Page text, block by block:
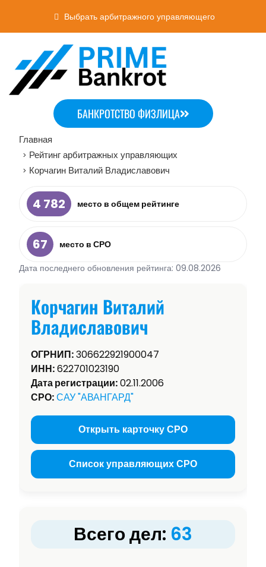
Выбрать арбитражного управляющего
БАНКРОТСТВО ФИЗЛИЦА
Главная
> Рейтинг арбитражных управляющих
> Корчагин Виталий Владиславович
4 782 место в общем рейтинге
67
место в СРО
Дата последнего обновления рейтинга: 09.08.2026
Корчагин Виталий
Владиславович
ОГРНИП:306622921900047
ИНН:622701023190
Дата регистрации:02.11.2006
СРО:САУ "АВАНГАРД"
Открыть карточку СРО
Список управляющих СРО
Всего дел: 63